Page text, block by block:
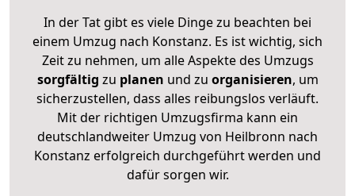
In der Tat gibt es viele Dinge zu beachten bei
einem Umzug nach Konstanz. Es ist wichtig, sich
Zeit zu nehmen, um alle Aspekte des Umzugs
sorgfältig zu planen und zu organisieren, um
sicherzustellen, dass alles reibungslos verläuft.
Mit der richtigen Umzugsfirma kann ein
deutschlandweiter Umzug von Heilbronn nach
Konstanz erfolgreich durchgeführt werden und
dafür sorgen wir.